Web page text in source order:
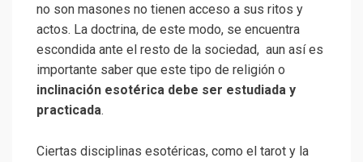
no son masones no tienen acceso a sus ritos y
actos. La doctrina, de este modo, se encuentra
escondida ante el resto de la sociedad, aun así es
importante saber que este tipo de religión o
inclinación esotérica debe ser estudiada y
practicada.
Ciertas disciplinas esotéricas, como el tarot y la